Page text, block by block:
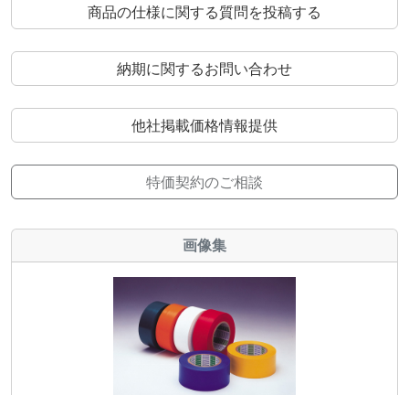
商品の仕様に関する質問を投稿する
納期に関するお問い合わせ
他社掲載価格情報提供
特価契約のご相談
画像集